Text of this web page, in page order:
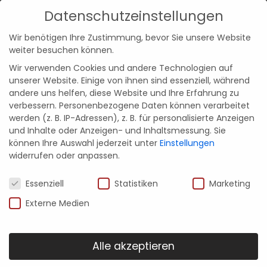
Kontakt
Wohnmöbel von xanocs
WOHNfühlen erleben
Datenschutzeinstellungen
Wir benötigen Ihre Zustimmung, bevor Sie unsere Website
weiter besuchen können.
Wir verwenden Cookies und andere Technologien auf
unserer Website. Einige von ihnen sind essenziell, während
andere uns helfen, diese Website und Ihre Erfahrung zu
verbessern. Personenbezogene Daten können verarbeitet
werden (z. B. IP-Adressen), z. B. für personalisierte Anzeigen
und Inhalte oder Anzeigen- und Inhaltsmessung. Sie
können Ihre Auswahl jederzeit unter Einstellungen
widerrufen oder anpassen.
Datenschutzeinstellungen
Essenziell Statistiken
Marketing
Externe Medien
Alle akzeptieren